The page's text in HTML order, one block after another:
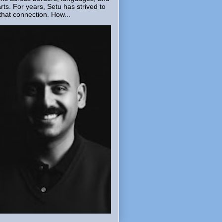
For years, Setu has strived to
connection. How...